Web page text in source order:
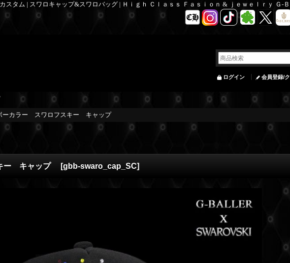
スタム | スワロキャップ&スワロバッグ | Ｈｉｇｈ Ｃｌａｓｓ Ｆａｓｉｏｎ & ｊｅｗｅｌｒｙ Ｇ-
ログイン 会員登録/
ーカラー スワロフスキー キャップ
ー キャップ [gbb-swaro_cap_SC]